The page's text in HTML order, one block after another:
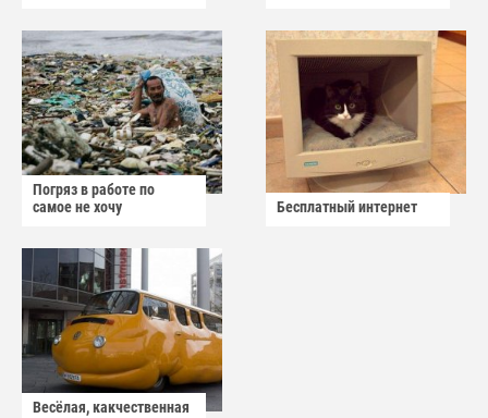
Погряз в работе по
самое не хочу
Бесплатный интернет
Весёлая, какчественная